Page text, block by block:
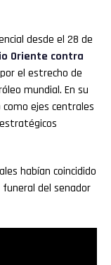
desde el 28 de
Oriente contra
el estrecho de
mundial. En su
ejes centrales
habían coincidido
del senador